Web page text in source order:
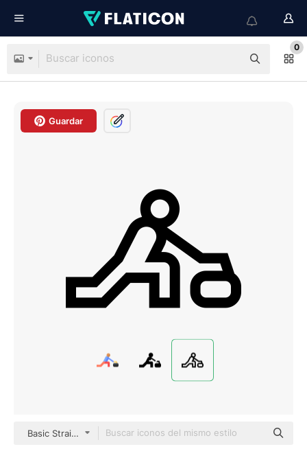
0
Guardar
Basic Straight Lineal